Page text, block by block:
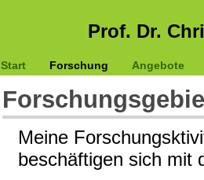
Prof. Dr.
Start Forschung Angebote
Meine
beschäftigen sich mit